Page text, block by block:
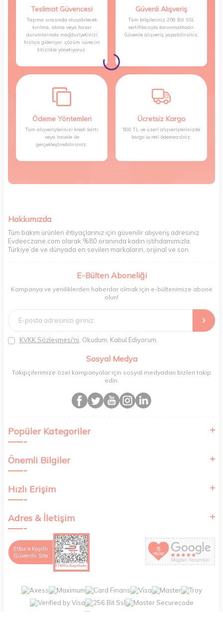
Teslimat Güvencesi
Taşıma sırasında oluşabilecek
kırılma, akma veya hasar
durumlarında mağduriyetinizi
hızlıca gideriyor, çözüm sürecini
titizlikle yönetiyoruz.
Güvenli Alışveriş
Tüm bilgileriniz 256 Bit SSL
sertifikasıyla korunmaktadır.
Güvenle alışveriş yapabilirsiniz.
Ödeme Yöntemleri
Tüm alışverişlerinizi kredi kartı
veya havale ile
gerçekleştirebilirsiniz.
Ücretsiz Kargo
500 TL ve üzeri alışverişlerinizde
kargo ücreti ödemezsiniz.
Hakkımızda
Tüm bakım ürünleri ihtiyaçlarınız için güvenilir alışveriş adresiniz
Evdeeczane.com olarak %80 oranında kadın istihdamımızla,
Türkiye’de ve dünyada en sevilen markaların, orijinal ve son
paketliyoruz. Herhangi bir durumdan dolayı olumsuz olarak geri
müşteri temsilcilerimiz aracılığı ile gerekli tüm desteği sağlıyoruz.
2017 yılından bugüne, yüzlerce marka ve binlerce ürün seçeneğini
distribütörlerinden faturalı olarak tedarik ediyor ve müşterilerimize
aynı şekilde faturalı ve orijinal ambalajlarda gönderim sağlıyoruz.
Paketleme sürecinde geri dönüştürülebilir malzemeler kullanarak
atık oranımızı en aza indiriyor ve daha yaşanabilir bir dünya
E-Bülten Aboneliği
Kampanya ve yeniliklerden haberdar olmak için e-bültenimize abone
olun!
KVKK Sözleşmesi'ni , Okudum, Kabul Ediyorum.
Sosyal Medya
Takipçilerimize özel kampanyalar için sosyal medyadan bizleri takip
edin.
Popüler Kategoriler
Önemli Bilgiler
Hızlı Erişim
Adres & İletişim
Etbis’e Kayıtlı
Güvenilir Site